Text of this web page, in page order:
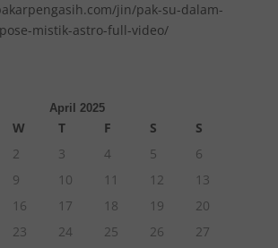
jin/pak-su-dalam-
mistik-astro-full-video/
April 2025
W T F S
S
2 3 4 5
6
9 10 11 12
13
16 17 18 19
20
23 24 25 26
27